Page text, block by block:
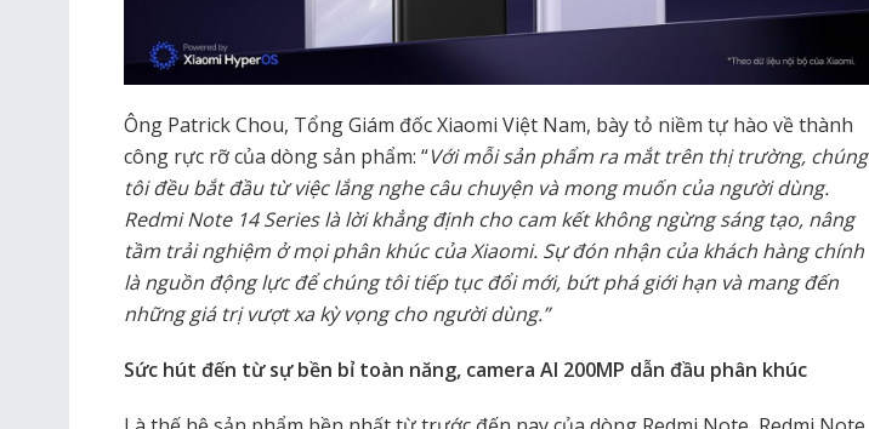
Ông Patrick Chou, Tổng Giám đốc Xiaomi Việt Nam, bày tỏ niềm tự hào về thành
công rực rỡ của dòng sản phẩm: “Với mỗi sản phẩm ra mắt trên thị trường, chúng
tôi đều bắt đầu từ việc lắng nghe câu chuyện và mong muốn của người dùng.
Redmi Note 14 Series là lời khẳng định cho cam kết không ngừng sáng tạo, nâng
tầm trải nghiệm ở mọi phân khúc của Xiaomi. Sự đón nhận của khách hàng chính
là nguồn động lực để chúng tôi tiếp tục đổi mới, bứt phá giới hạn và mang đến
những giá trị vượt xa kỳ vọng cho người dùng.”
Sức hút đến từ sự bền bỉ toàn năng, camera AI 200MP dẫn đầu phân khúc